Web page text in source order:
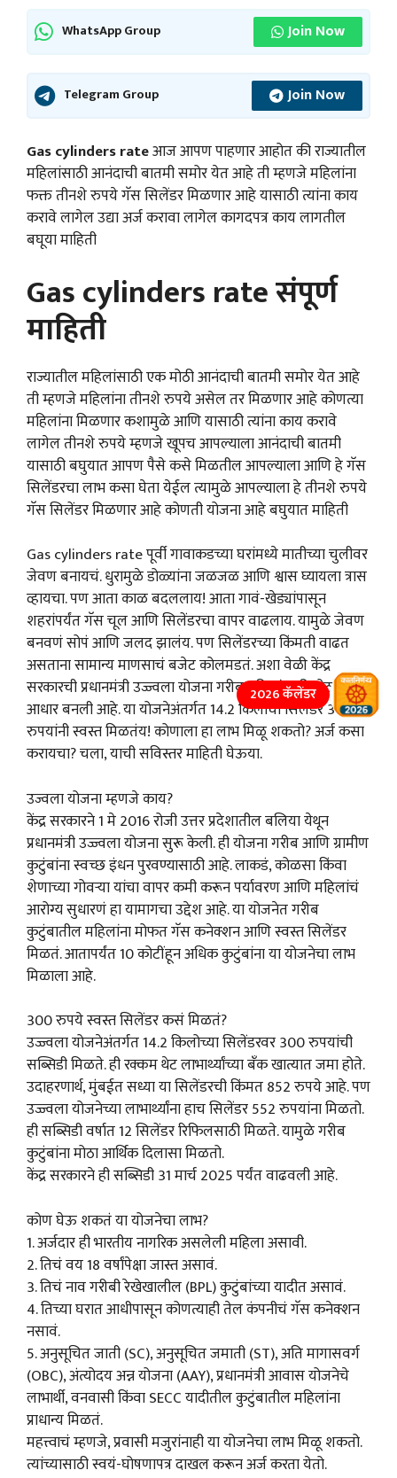
WhatsApp Group Join Now
Telegram Group Join Now
Gas cylinders rateआज आपण पाहणार आहोत की राज्यातील
महिलांसाठी आनंदाची बातमी समोर येत आहे ती म्हणजे महिलांना
फक्त तीनशे रुपये गॅस सिलेंडर मिळणार आहे यासाठी त्यांना काय
करावे लागेल उद्या अर्ज करावा लागेल कागदपत्र काय लागतील
बघूया माहिती
Gas cylinders rate संपूर्ण
माहिती
राज्यातील महिलांसाठी एक मोठी आनंदाची बातमी समोर येत आहे
ती म्हणजे महिलांना तीनशे रुपये असेल तर मिळणार आहे कोणत्या
महिलांना मिळणार कशामुळे आणि यासाठी त्यांना काय करावे
लागेल तीनशे रुपये म्हणजे खूपच आपल्याला आनंदाची बातमी
यासाठी बघुयात आपण पैसे कसे मिळतील आपल्याला आणि हे गॅस
सिलेंडरचा लाभ कसा घेता येईल त्यामुळे आपल्याला हे तीनशे रुपये
गॅस सिलेंडर मिळणार आहे कोणती योजना आहे बघुयात माहिती
Gas cylinders rate पूर्वी गावाकडच्या घरांमध्ये मातीच्या चुलीवर
जेवण बनायचं. धुरामुळे डोळ्यांना जळजळ आणि श्वास घ्यायला त्रास
व्हायचा. पण आता काळ बदललाय! आता गावं-खेड्यांपासून
शहरांपर्यंत गॅस चूल आणि सिलेंडरचा वापर वाढलाय. यामुळे जेवण
बनवणं सोपं आणि जलद झालंय. पण सिलेंडरच्या किंमती वाढत
असताना सामान्य माणसाचं बजेट कोलमडतं. अशा वेळी केंद्र
सरकारची प्रधानमंत्री उज्ज्वला योजना गरीब महिलांसाठी मोठा
आधार बनली आहे. या योजनेअंतर्गत 14.2 किलोचा सिलेंडर 300
रुपयांनी स्वस्त मिळतंय! कोणाला हा लाभ मिळू शकतो? अर्ज कसा
करायचा? चला, याची सविस्तर माहिती घेऊया.
उज्वला योजना म्हणजे काय?
केंद्र सरकारने 1 मे 2016 रोजी उत्तर प्रदेशातील बलिया येथून
प्रधानमंत्री उज्ज्वला योजना सुरू केली. ही योजना गरीब आणि ग्रामीण
कुटुंबांना स्वच्छ इंधन पुरवण्यासाठी आहे. लाकडं, कोळसा किंवा
शेणाच्या गोवऱ्या यांचा वापर कमी करून पर्यावरण आणि महिलांचं
आरोग्य सुधारणं हा यामागचा उद्देश आहे. या योजनेत गरीब
कुटुंबातील महिलांना मोफत गॅस कनेक्शन आणि स्वस्त सिलेंडर
मिळतं. आतापर्यंत 10 कोटींहून अधिक कुटुंबांना या योजनेचा लाभ
मिळाला आहे.
300 रुपये स्वस्त सिलेंडर कसं मिळतं?
उज्ज्वला योजनेअंतर्गत 14.2 किलोच्या सिलेंडरवर 300 रुपयांची
सब्सिडी मिळते. ही रक्कम थेट लाभार्थ्यांच्या बँक खात्यात जमा होते.
उदाहरणार्थ, मुंबईत सध्या या सिलेंडरची किंमत 852 रुपये आहे. पण
उज्ज्वला योजनेच्या लाभार्थ्यांना हाच सिलेंडर 552 रुपयांना मिळतो.
ही सब्सिडी वर्षात 12 सिलेंडर रिफिलसाठी मिळते. यामुळे गरीब
कुटुंबांना मोठा आर्थिक दिलासा मिळतो.
केंद्र सरकारने ही सब्सिडी 31 मार्च 2025 पर्यंत वाढवली आहे.
कोण घेऊ शकतं या योजनेचा लाभ?
1. अर्जदार ही भारतीय नागरिक असलेली महिला असावी.
2. तिचं वय 18 वर्षांपेक्षा जास्त असावं.
3. तिचं नाव गरीबी रेखेखालील (BPL) कुटुंबांच्या यादीत असावं.
4. तिच्या घरात आधीपासून कोणत्याही तेल कंपनीचं गॅस कनेक्शन
नसावं.
5. अनुसूचित जाती (SC), अनुसूचित जमाती (ST), अति मागासवर्ग
(OBC), अंत्योदय अन्न योजना (AAY), प्रधानमंत्री आवास योजनेचे
लाभार्थी, वनवासी किंवा SECC यादीतील कुटुंबातील महिलांना
प्राधान्य मिळतं.
महत्त्वाचं म्हणजे, प्रवासी मजुरांनाही या योजनेचा लाभ मिळू शकतो.
त्यांच्यासाठी स्वयं-घोषणापत्र दाखल करून अर्ज करता येतो.
2026 कॅलेंडर